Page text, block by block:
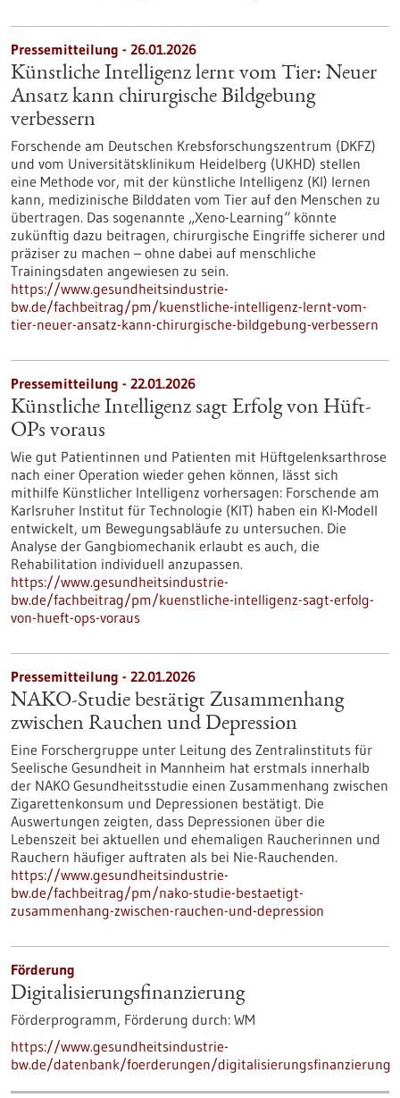
Pressemitteilung - 26.01.2026
Künstliche Intelligenz lernt vom Tier: Neuer
Ansatz kann chirurgische Bildgebung
verbessern
Forschende am Deutschen Krebsforschungszentrum (DKFZ)
und vom Universitätsklinikum Heidelberg (UKHD) stellen
eine Methode vor, mit der künstliche Intelligenz (KI) lernen
kann, medizinische Bilddaten vom Tier auf den Menschen zu
übertragen. Das sogenannte „Xeno-Learning“ könnte
zukünftig dazu beitragen, chirurgische Eingriffe sicherer und
präziser zu machen – ohne dabei auf menschliche
Trainingsdaten angewiesen zu sein.
https://www.gesundheitsindustrie-
bw.de/fachbeitrag/pm/kuenstliche-intelligenz-lernt-vom-
tier-neuer-ansatz-kann-chirurgische-bildgebung-verbessern
Pressemitteilung - 22.01.2026
Künstliche Intelligenz sagt Erfolg von Hüft-
OPs voraus
Wie gut Patientinnen und Patienten mit Hüftgelenksarthrose
nach einer Operation wieder gehen können, lässt sich
mithilfe Künstlicher Intelligenz vorhersagen: Forschende am
Karlsruher Institut für Technologie (KIT) haben ein KI-Modell
entwickelt, um Bewegungsabläufe zu untersuchen. Die
Analyse der Gangbiomechanik erlaubt es auch, die
Rehabilitation individuell anzupassen.
https://www.gesundheitsindustrie-
bw.de/fachbeitrag/pm/kuenstliche-intelligenz-sagt-erfolg-
von-hueft-ops-voraus
Pressemitteilung - 22.01.2026
NAKO-Studie bestätigt Zusammenhang
zwischen Rauchen und Depression
Eine Forschergruppe unter Leitung des Zentralinstituts für
Seelische Gesundheit in Mannheim hat erstmals innerhalb
der NAKO Gesundheitsstudie einen Zusammenhang zwischen
Zigarettenkonsum und Depressionen bestätigt. Die
Auswertungen zeigten, dass Depressionen über die
Lebenszeit bei aktuellen und ehemaligen Raucherinnen und
Rauchern häufiger auftraten als bei Nie-Rauchenden.
https://www.gesundheitsindustrie-
bw.de/fachbeitrag/pm/nako-studie-bestaetigt-
zusammenhang-zwischen-rauchen-und-depression
Förderung
Digitalisierungs­finanzierung
Förderprogramm, Förderung durch: WM
https://www.gesundheitsindustrie-
bw.de/datenbank/foerderungen/digitalisierungsfinanzierung